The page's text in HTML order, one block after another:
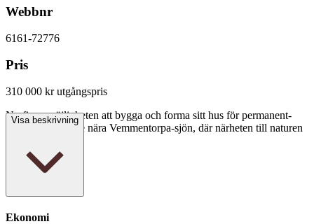
Webbnr
6161-72776
Pris
310 000 kr utgångspris
Nu finns möjligheten att bygga och forma sitt hus för permanent-
eller fritidsboende nära Vemmentorpa-sjön, där närheten till naturen
Visa beskrivning
Ekonomi